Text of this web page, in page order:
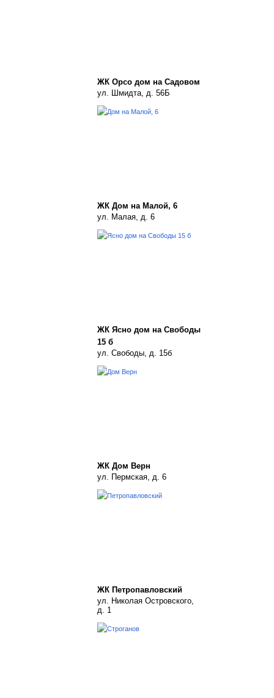
ЖК Орсо дом на Садовом
ул. Шмидта, д. 56Б
ЖК Дом на Малой, 6
ул. Малая, д. 6
ЖК Ясно дом на Свободы
15 б
ул. Свободы, д. 15б
ЖК Дом Верн
ул. Пермская, д. 6
ЖК Петропавловский
ул. Николая Островского,
д. 1